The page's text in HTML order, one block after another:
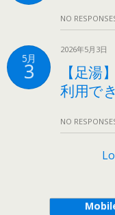
NO
5月
3
2026年5月3日
【足湯
利用で
NO